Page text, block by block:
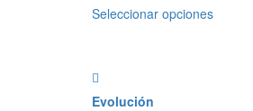
Seleccionar opciones
Evolución